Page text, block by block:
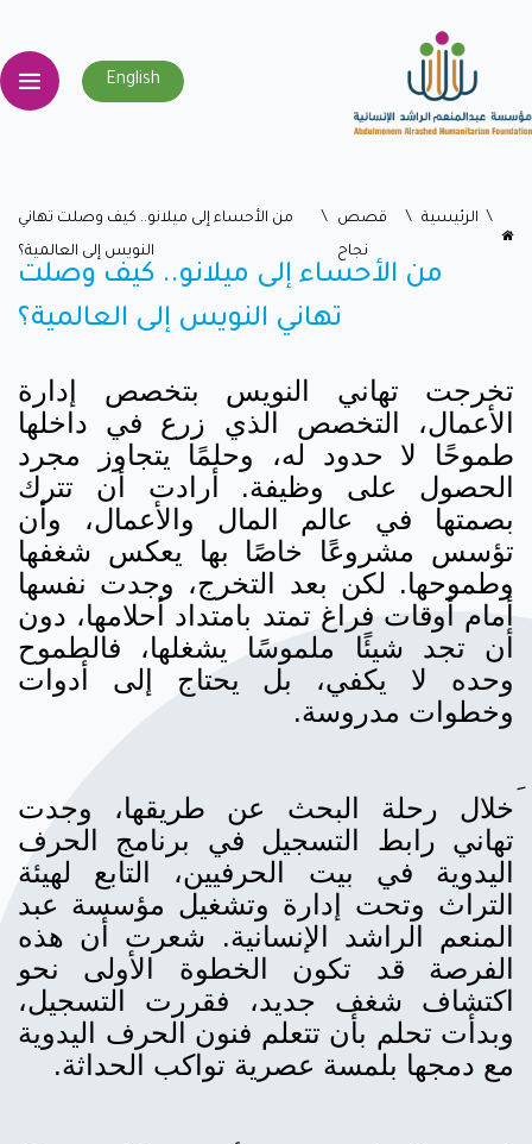
English
اﻟﺮﺋﻴﺴﻴﺔ
قصص
نجاح
من الأحساء إلى ميلانو.. كيف وصلت تهاني
النويس إلى العالمية؟
من الأحساء إلى ميلانو.. كيف وصلت
تهاني النويس إلى العالمية؟
تخرجت تهاني النويس بتخصص إدارة
الأعمال، التخصص الذي زرع في داخلها
طموحًا لا حدود له، وحلمًا يتجاوز مجرد
الحصول على وظيفة. أرادت أن تترك
بصمتها في عالم المال والأعمال، وأن
تؤسس مشروعًا خاصًا بها يعكس شغفها
وطموحها. لكن بعد التخرج، وجدت نفسها
أمام أوقات فراغ تمتد بامتداد أحلامها، دون
أن تجد شيئًا ملموسًا يشغلها، فالطموح
وحده لا يكفي، بل يحتاج إلى أدوات
وخطوات مدروسة.
خلال رحلة البحث عن طريقها، وجدت
تهاني رابط التسجيل في برنامج الحرف
اليدوية في بيت الحرفيين، التابع لهيئة
التراث وتحت إدارة وتشغيل مؤسسة عبد
المنعم الراشد الإنسانية. شعرت أن هذه
الفرصة قد تكون الخطوة الأولى نحو
اكتشاف شغف جديد، فقررت التسجيل،
وبدأت تحلم بأن تتعلم فنون الحرف اليدوية
مع دمجها بلمسة عصرية تواكب الحداثة.